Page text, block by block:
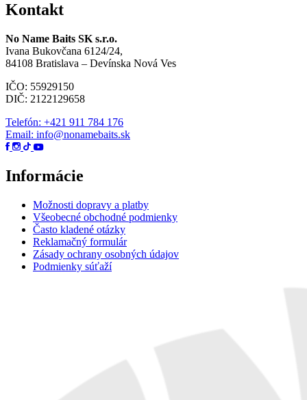
Kontakt
No Name Baits SK s.r.o.
Ivana Bukovčana 6124/24,
84108 Bratislava – Devínska Nová Ves
IČO: 55929150
DIČ: 2122129658
Telefón: +421 911 784 176
Email: info@nonamebaits.sk
Informácie
Možnosti dopravy a platby
Všeobecné obchodné podmienky
Často kladené otázky
Reklamačný formulár
Zásady ochrany osobných údajov
Podmienky súťaží